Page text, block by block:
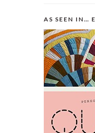
AS SEEN IN…